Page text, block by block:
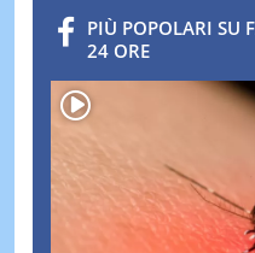
PIÙ POPOLARI SU
24 ORE